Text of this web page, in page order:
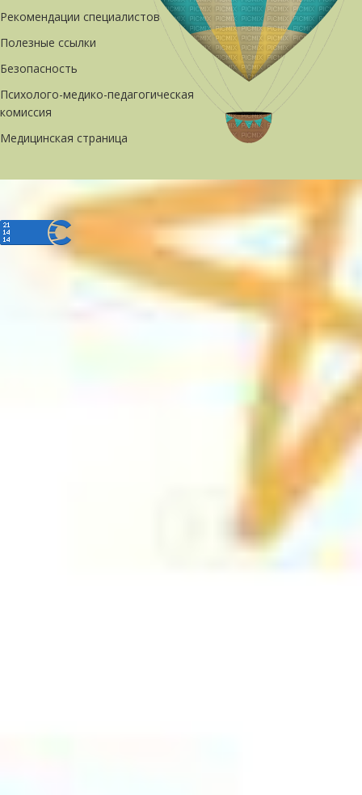
Рекомендации специалистов
Полезные ссылки
Безопасность
Психолого-медико-педагогическая
комиссия
Медицинская страница